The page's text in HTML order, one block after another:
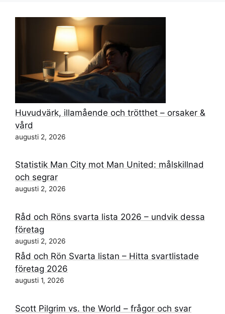
Huvudvärk, illamående och trötthet – orsaker &
vård
augusti 2, 2026
Statistik Man City mot Man United: målskillnad
och segrar
augusti 2, 2026
Råd och Röns svarta lista 2026 – undvik dessa
företag
augusti 2, 2026
Råd och Rön Svarta listan – Hitta svartlistade
företag 2026
augusti 1, 2026
Scott Pilgrim vs. the World – frågor och svar